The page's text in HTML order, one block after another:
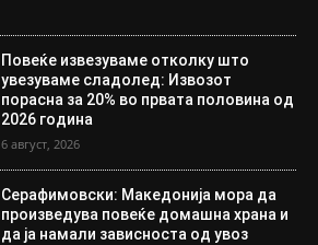
Повеќе извезуваме отколку што
увезуваме сладолед: Извозот
порасна за 20% во првата половина од
2026 година
6 август, 2026
Серафимовски: Македонија мора да
произведува повеќе домашна храна и
да ја намали зависноста од увоз